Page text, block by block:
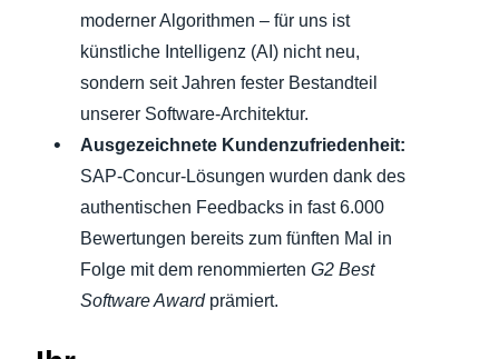
moderner Algorithmen – für uns ist
künstliche Intelligenz (AI) nicht neu,
sondern seit Jahren fester Bestandteil
unserer Software-Architektur.
Ausgezeichnete Kundenzufriedenheit:
SAP-Concur-Lösungen wurden dank des
authentischen Feedbacks in fast 6.000
Bewertungen bereits zum fünften Mal in
Folge mit dem renommierten G2 Best
Software Awardprämiert.